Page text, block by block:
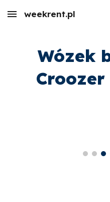
Skip to main content
weekrent.pl
Wózek
Croozer